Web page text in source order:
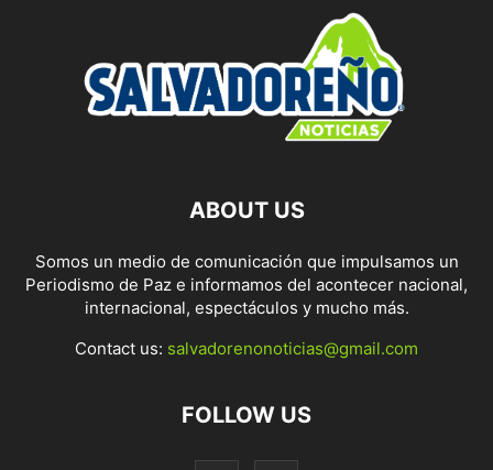
ABOUT US
Somos un medio de comunicación que impulsamos un
Periodismo de Paz e informamos del acontecer nacional,
internacional, espectáculos y mucho más.
Contact us: salvadorenonoticias@gmail.com
FOLLOW US